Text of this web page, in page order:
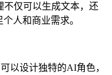
仅可以生成文本，还
人和商业需求。
以设计独特的AI角色，